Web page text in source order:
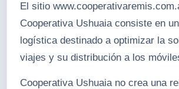
El sitio
Cooperativa Ushuaia consiste en
logística destinado a optimizar la
viajes y su distribución a los
Cooperativa Ushuaia no crea una